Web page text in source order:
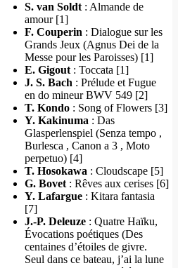
S. van Soldt : Almande de
amour [1]
F. Couperin : Dialogue sur les
Grands Jeux (Agnus Dei de la
Messe pour les Paroisses) [1]
E. Gigout : Toccata [1]
J. S. Bach : Prélude et Fugue
en do mineur BWV 549 [2]
T. Kondo : Song of Flowers [3]
Y. Kakinuma : Das
Glasperlenspiel (Senza tempo ,
Burlesca , Canon a 3 , Moto
perpetuo) [4]
T. Hosokawa : Cloudscape [5]
G. Bovet : Rêves aux cerises [6]
Y. Lafargue : Kitara fantasia
[7]
J.-P. Deleuze : Quatre Haïku,
Évocations poétiques (Des
centaines d’étoiles de givre.
Seul dans ce bateau, j’ai la lune